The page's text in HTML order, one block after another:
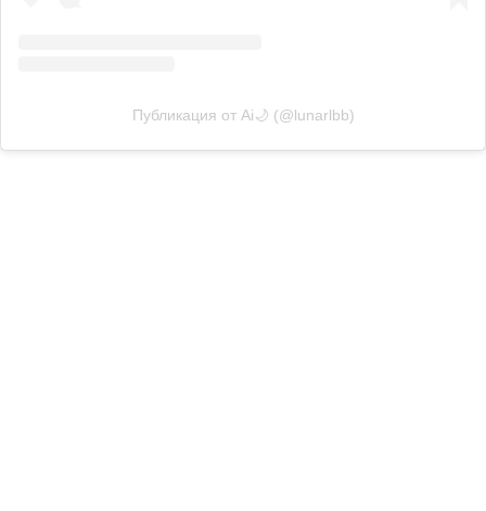
Публикация от Ai🌙 (@lunarlbb)